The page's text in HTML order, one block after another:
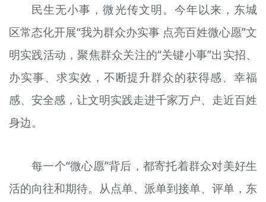
北京宣传文化引导基金
宣传思想文化人才
专题
资料库
+
民生无小事，微光传文明。今年以来，东城
区常态化开展“我为群众办实事 点亮百姓微心愿”文
明实践活动，聚焦群众关注的“关键小事”出实招、
办实事、求实效，不断提升群众的获得感、幸福
感、安全感，让文明实践走进千家万户、走近百姓
身边。
每一个“微心愿”背后，都寄托着群众对美好生
活的向往和期待。从点单、派单到接单、评单，东